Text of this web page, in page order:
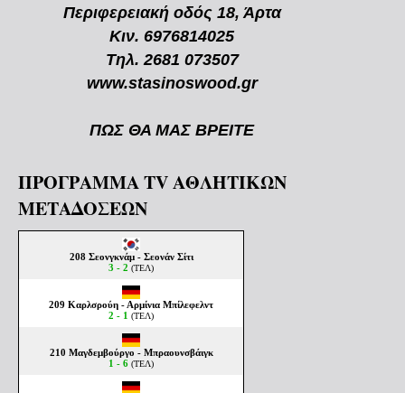
Περιφερειακή οδός 18, Άρτα
Κιν. 6976814025
Τηλ. 2681 073507
www.stasinoswood.gr
ΠΩΣ ΘΑ ΜΑΣ ΒΡΕΙΤΕ
ΠΡΟΓΡΑΜΜΑ TV ΑΘΛΗΤΙΚΩΝ
ΜΕΤΑΔΟΣΕΩΝ